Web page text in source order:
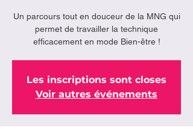
Un parcours tout en douceur de la MNG qui
permet de travailler la technique
efficacement en mode Bien-être !
Les inscriptions sont closes
Voir autres événements